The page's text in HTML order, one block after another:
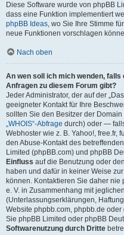
Diese Software wurde von phpBB
dass eine Funktion implementiert
phpBB Ideas, wo Sie Ihre Stimme
neue Funktionen vorschlagen
Nach oben
An wen soll ich mich wenden,
Anfragen zu diesem Forum gibt?
Jeder Administrator, der auf der
geeigneter Kontakt für Ihre
sollten Sie den Besitzer der
„WHOIS“-Abfrage durch) oder —
Webhoster wie z. B. Yahoo!,
den Abuse-Kontakt des
Limited (phpBB.com) und phpBB
Einfluss auf die Benutzung oder
haben und dafür in keiner Weise
können. Kontaktieren Sie daher
e. V. in Zusammenhang mit
(Unterlassungserklärungen,
Website phpbb.com, phpbb.de
Sie phpBB Limited oder phpBB
Softwarenutzung durch Dritte